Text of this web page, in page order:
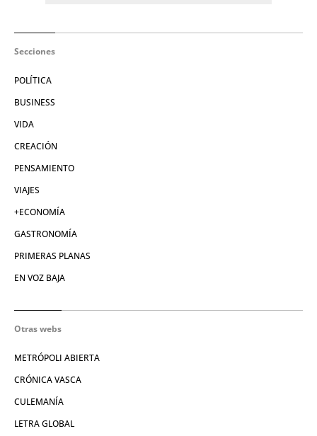
Secciones
POLÍTICA
BUSINESS
VIDA
CREACIÓN
PENSAMIENTO
VIAJES
+ECONOMÍA
GASTRONOMÍA
PRIMERAS PLANAS
EN VOZ BAJA
Otras webs
METRÓPOLI ABIERTA
CRÓNICA VASCA
CULEMANÍA
LETRA GLOBAL